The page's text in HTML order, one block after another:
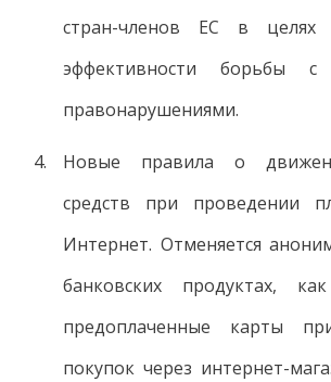
стран-членов ЕС в целях
эффективности борьбы с
правонарушениями.
Новые правила о
средств при проведении
Интернет. Отменяется
банковских продуктах,
предоплаченные карты
покупок через интернет-